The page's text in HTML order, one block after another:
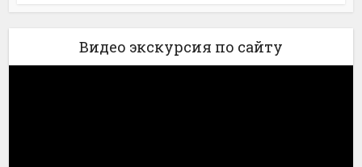
Видео экскурсия по сайту